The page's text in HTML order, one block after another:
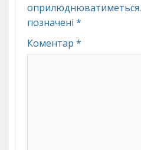
оприлюднюватиметься.
позначені *
Коментар *